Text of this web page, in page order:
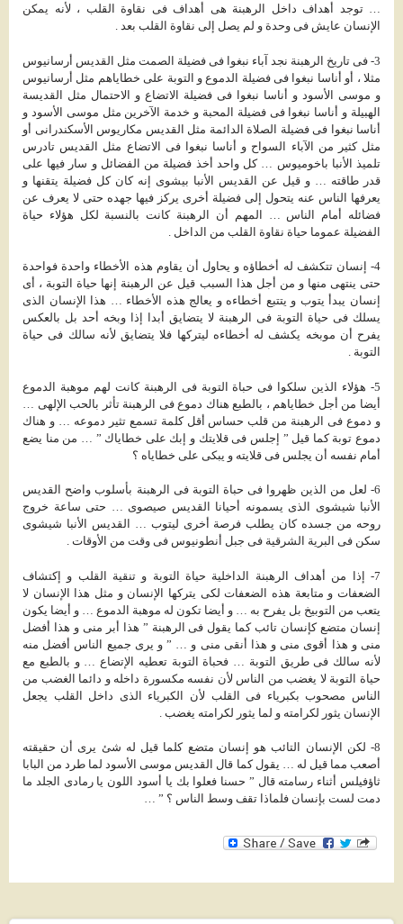
… توجد أهداف داخل الرهبنة هى أهداف فى نقاوة القلب ، لأنه يمكن
الإنسان عايش فى وحدة و لم يصل إلى نقاوة القلب بعد .
3- فى تاريخ الرهبنة نجد آباء نبغوا فى فضيلة الصمت مثل القديس أرسانيوس
مثلا ، أو أناسا نبغوا فى فضيلة الدموع و التوبة على خطاياهم مثل أرسانيوس
و موسى الأسود و أناسا نبغوا فى فضيلة الاتضاع و الاحتمال مثل القديسة
الهبيلة و أناسا نبغوا فى فضيلة المحبة و خدمة الآخرين مثل موسى الأسود و
أناسا نبغوا فى فضيلة الصلاة الدائمة مثل القديس مكاريوس الأسكندرانى أو
مثل كثير من الآباء السواح و أناسا نبغوا فى الاتضاع مثل القديس تادرس
تلميذ الأنبا باخوميوس … كل واحد أخذ فضيلة من الفضائل و سار فيها على
قدر طاقته … و قيل عن القديس الأنبا بيشوى إنه كان كل فضيلة يتقنها و
يعرفها الناس عنه يتحول إلى فضيلة أخرى يركز فيها جهده حتى لا يعرف عن
فضائله أمام الناس … المهم أن الرهبنة كانت بالنسبة لكل هؤلاء حياة
الفضيلة عموما حياة نقاوة القلب من الداخل .
4- إنسان تتكشف له أخطاؤه و يحاول أن يقاوم هذه الأخطاء واحدة فواحدة
حتى ينتهى منها و من أجل هذا السبب قيل عن الرهبنة إنها حياة التوبة ، أى
إنسان يبدأ يتوب و يتتبع أخطاءه و يعالج هذه الأخطاء … هذا الإنسان الذى
يسلك فى حياة التوبة فى الرهبنة لا يتضايق أبدا إذا وبخه أحد بل بالعكس
يفرح أن موبخه يكشف له أخطاءه ليتركها فلا يتضايق لأنه سالك فى حياة
التوبة .
5- هؤلاء الذين سلكوا فى حباة التوبة فى الرهبنة كانت لهم موهبة الدموع
أيضا من أجل خطاياهم ، بالطبع هناك دموع فى الرهبنة تأثر بالحب الإلهى …
و دموع فى الرهبنة من قلب حساس أقل كلمة تسمع تثير دموعه … و هناك
دموع توبة كما قيل ” إجلس فى قلايتك و إبك على خطاياك ” … من منا يضع
أمام نفسه أن يجلس فى قلايته و يبكى على خطاياه ؟
6- لعل من الذين ظهروا فى حباة التوبة فى الرهبنة بأسلوب واضح القديس
الأنبا شيشوى الذى يسمونه أحيانا القديس صيصوى … حتى ساعة خروج
روحه من جسده كان يطلب فرصة أخرى ليتوب … القديس الأنبا شيشوى
سكن فى البرية الشرقية فى جبل أنطونيوس فى وقت من الأوقات .
7- إذا من أهداف الرهبنة الداخلية حياة التوبة و تنقية القلب و إكتشاف
الضعفات و متابعة هذه الضعفات لكى يتركها الإنسان و مثل هذا الإنسان لا
يتعب من التوبيخ بل يفرح به … و أيضا تكون له موهبة الدموع … و أيضا يكون
إنسان متضع كإنسان تائب كما يقول فى الرهبنة ” هذا أبر منى و هذا أفضل
منى و هذا أقوى منى و هذا أنقى منى و … ” و يرى جميع الناس أفضل منه
لأنه سالك فى طريق التوبة … فحباة التوبة تعطيه الإتضاع … و بالطبع مع
حياة التوبة لا يغضب من الناس لأن نفسه مكسورة داخله و دائما الغضب من
الناس مصحوب بكبرياء فى القلب لأن الكبرياء الذى داخل القلب يجعل
الإنسان يثور لكرامته و لما يثور لكرامته يغضب .
8- لكن الإنسان التائب هو إنسان متضع كلما قيل له شئ يرى أن حقيقته
أصعب مما قيل له … يقول كما قال القديس موسى الأسود لما طرد من البابا
ثاؤفيلس أثناء رسامته قال ” حسنا فعلوا بك يا أسود اللون يا رمادى الجلد ما
دمت لست بإنسان فلماذا تقف وسط الناس ؟ ” …